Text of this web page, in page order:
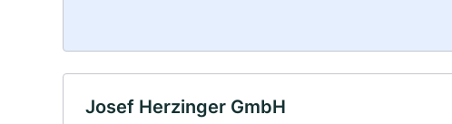
Josef Herzinger GmbH